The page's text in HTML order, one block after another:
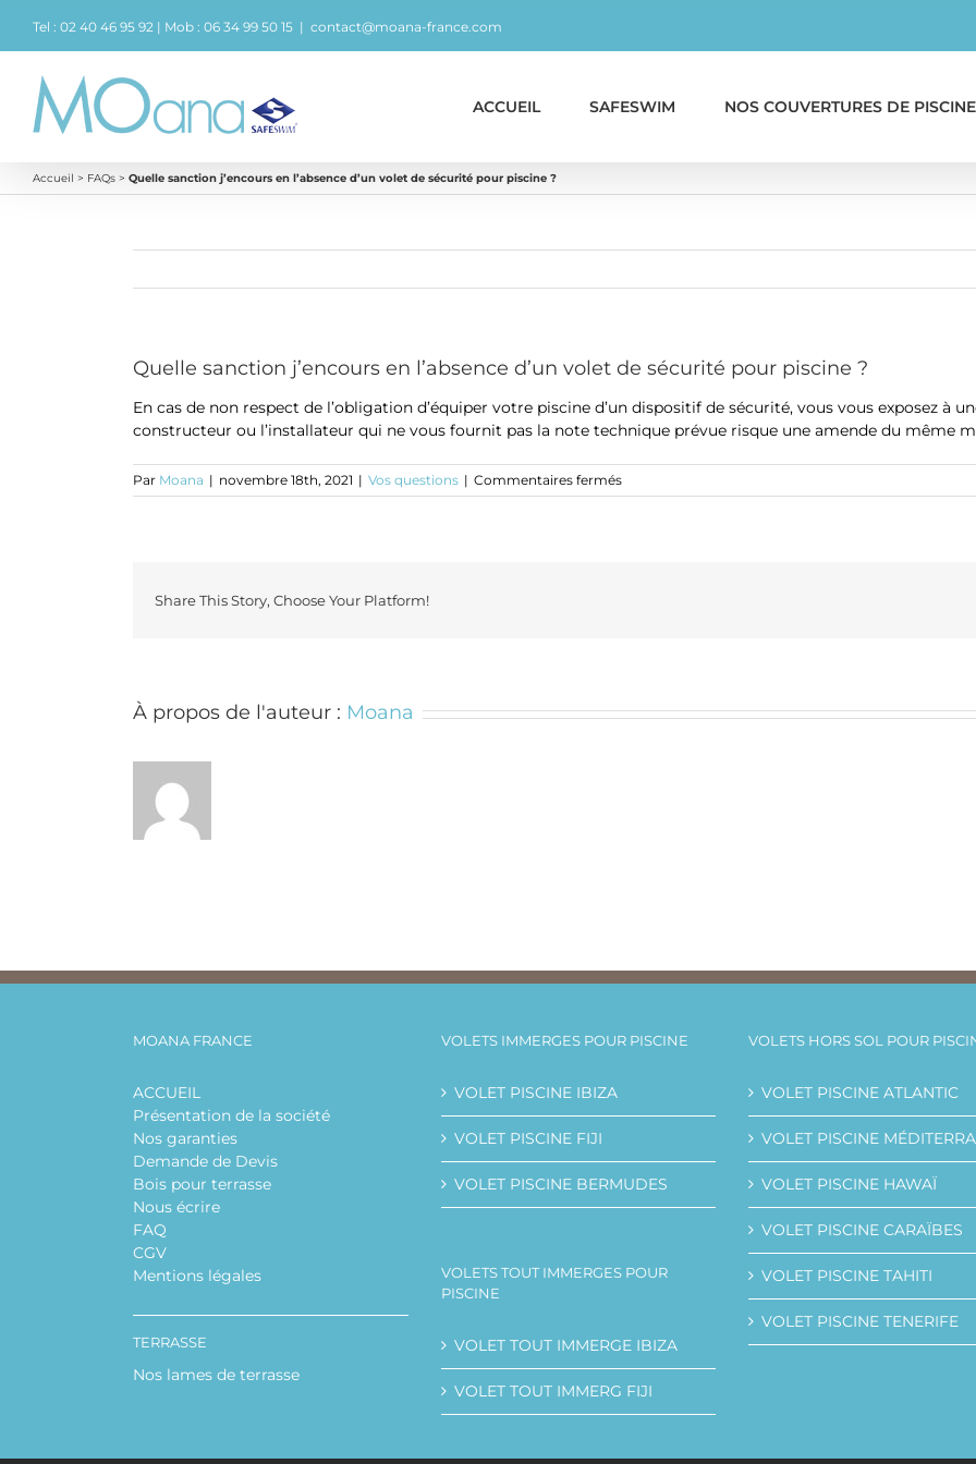
contenu
Tel : 02 40 46 95 92 | Mob : 06 34 99 50 15 | contact@moana-france.com
ACCUEIL SAFESWIM NOS COUVERTURES DE PISCINE
Accueil > FAQs > Quelle sanction j’encours en l’absence d’un volet de sécurité pour piscine ?
Quelle sanction j’encours en l’absence d’un volet de sécurité pour piscine ?
En cas de non respect de l’obligation d’équiper votre piscine d’un dispositif de sécurité, vous vous exposez à
constructeur ou l’installateur qui ne vous fournit pas la note technique prévue risque une amende du même
Par Moana | novembre 18th, 2021 | Vos questions | Commentaires ferméssur
Quelle
?
Share This Story, Choose Your Platform!
À propos de l'auteur : Moana
MOANA FRANCE
ACCUEIL
Présentation de la société
Nos garanties
Demande de Devis
Bois pour terrasse
Nous écrire
FAQ
CGV
Mentions légales
TERRASSE
Nos lames de terrasse
VOLETS IMMERGES POUR PISCINE
VOLET PISCINE IBIZA
VOLET PISCINE FIJI
VOLET PISCINE BERMUDES
VOLETS TOUT IMMERGES POUR
PISCINE
VOLET TOUT IMMERGE IBIZA
VOLET TOUT IMMERG FIJI
VOLETS HORS SOL POUR
VOLET PISCINE ATLANTIC
VOLET PISCINE
VOLET PISCINE HAWAÏ
VOLET PISCINE CARAÏBES
VOLET PISCINE TAHITI
VOLET PISCINE TENERIFE